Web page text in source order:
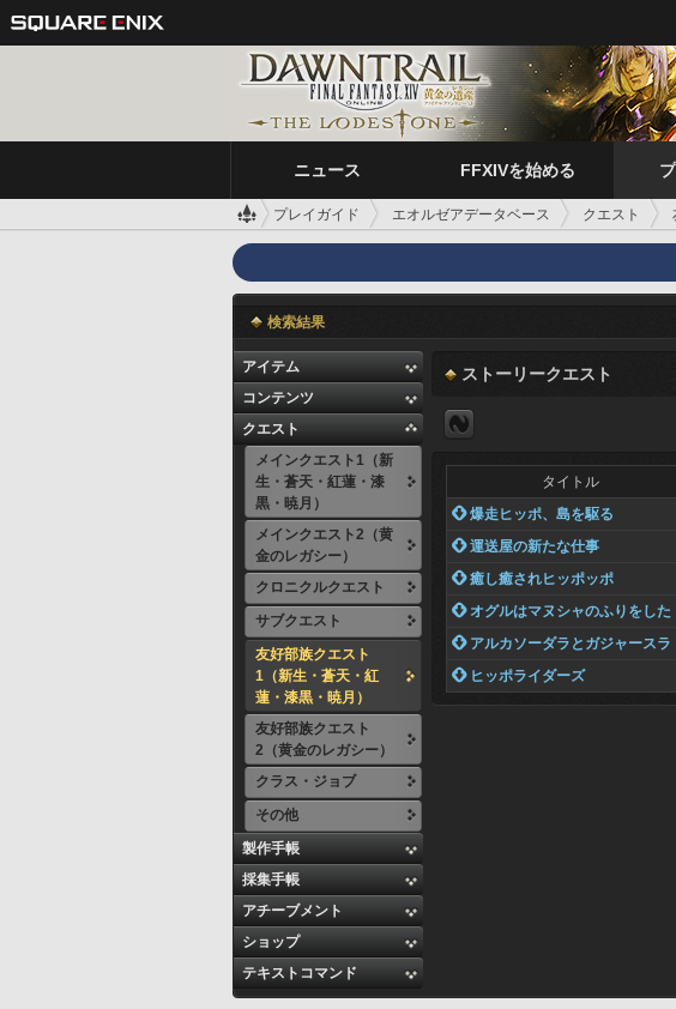
ニュース FFXIVを始める
プレイガイド エオルゼアデータベース クエスト
検索結果
アイテム
コンテンツ
クエスト
メインクエスト1（新
生・蒼天・紅蓮・漆
黒・暁月）
メインクエスト2（黄
金のレガシー）
クロニクルクエスト
サブクエスト
友好部族クエスト
1（新生・蒼天・紅
蓮・漆黒・暁月）
友好部族クエスト
2（黄金のレガシー）
クラス・ジョブ
その他
製作手帳
採集手帳
アチーブメント
ショップ
テキストコマンド
ストーリークエスト
タイトル
 爆走ヒッポ、島を駆る
 運送屋の新たな仕事
 癒し癒されヒッポッポ
 オグルはマヌシャのふりをした
 アルカソーダラとガジャースラ
 ヒッポライダーズ